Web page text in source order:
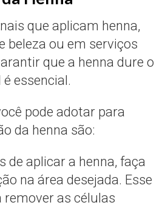
que aplicam henna,
beleza ou em serviços
que a henna dure o
essencial.
pode adotar para
da henna são:
de aplicar a henna, faça
na área desejada. Esse
remover as células